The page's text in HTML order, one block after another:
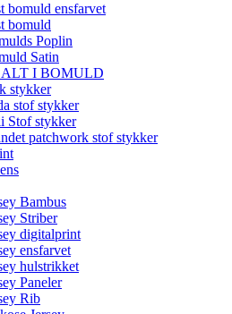
bomuld ensfarvet
bomuld
Poplin
Satin
ALT I BOMULD
stykker
stof stykker
Stof stykker
patchwork stof stykker
Bambus
Striber
digitalprint
ensfarvet
hulstrikket
Paneler
Rib